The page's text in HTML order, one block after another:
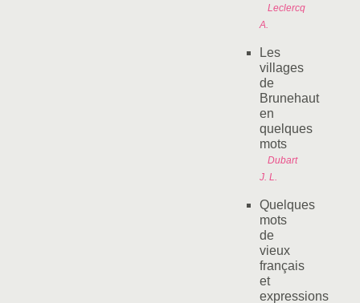
Leclercq
A.
Les
villages
de
Brunehaut
en
quelques
mots
Dubart
J. L.
Quelques
mots
de
vieux
français
et
expressions